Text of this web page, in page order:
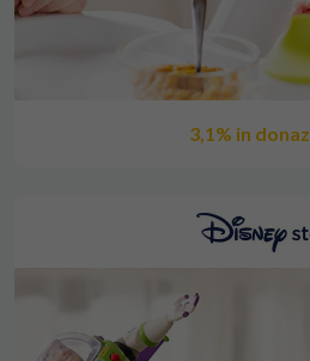
3,1% in